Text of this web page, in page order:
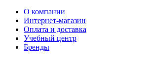
О компании
Интернет-магазин
Оплата и доставка
Учебный центр
Бренды